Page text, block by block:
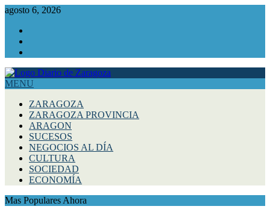
agosto 6, 2026
MENU
ZARAGOZA
ZARAGOZA PROVINCIA
ARAGON
SUCESOS
NEGOCIOS AL DÍA
CULTURA
SOCIEDAD
ECONOMÍA
Mas Populares Ahora